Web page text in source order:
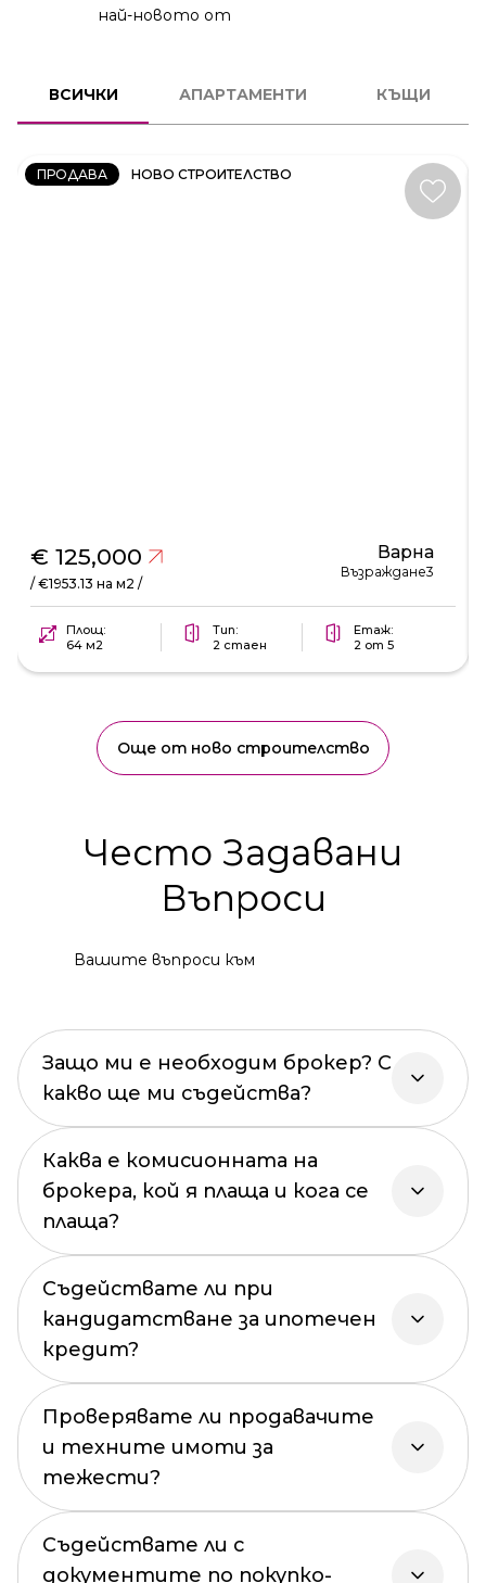
най-новото от
ВСИЧКИ АПАРТАМЕНТИ КЪЩИ
ПРОДАВА НОВО СТРОИТЕЛСТВО
СТАЕН
КОД:
231606
€ 125,000
/ €1953.13 на м2 /
Варна
Възраждане3
Площ:
64 м2
Тип:
2 стаен
Етаж:
2 от 5
Още от ново строителство
Често Задавани
Въпроси
Вашите въпроси към
Защо ми е необходим брокер? С
какво ще ми съдейства?
Каква е комисионната на
брокера, кой я плаща и кога се
плаща?
Съдействате ли при
кандидатстване за ипотечен
кредит?
Проверявате ли продавачите
и техните имоти за
тежести?
Съдействате ли с
документите по покупко-